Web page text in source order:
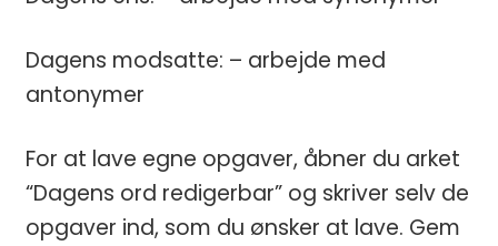
Dagens modsatte: – arbejde med
antonymer
For at lave egne opgaver, åbner du arket
“Dagens ord redigerbar” og skriver selv de
opgaver ind, som du ønsker at lave. Gem